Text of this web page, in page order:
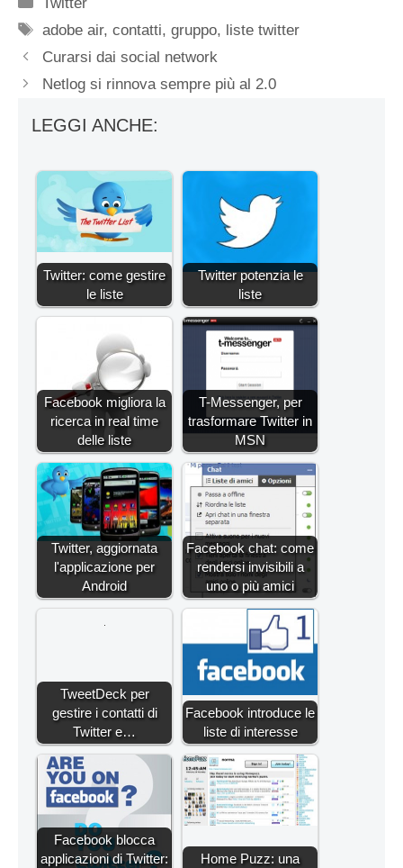
Tag
adobe air,contatti,gruppo, liste twitter
Curarsi dai social network
Netlog si rinnova sempre più al 2.0
LEGGI ANCHE:
Twitter: come gestire
le liste
Twitter potenzia le
liste
Facebook migliora la
ricerca in real time
delle liste
T-Messenger, per
trasformare Twitter in
MSN
Twitter, aggiornata
l'applicazione per
Android
Facebook chat: come
rendersi invisibili a
uno o più amici
TweetDeck per
gestire i contatti di
Twitter e…
Facebook introduce le
liste di interesse
Facebook blocca
applicazioni di Twitter:
Home Puzz: una